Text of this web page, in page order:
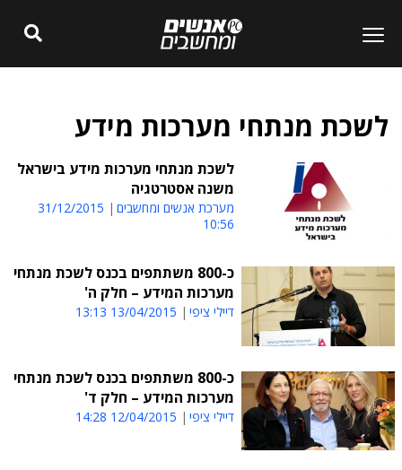
לשכת מנתחי מערכות מידע
לשכת מנתחי מערכות מידע בישראל
משנה אסטרטגיה
מערכת אנשים ומחשבים
31/12/2015
10:56
כ-800 משתתפים בכנס לשכת מנתחי
מערכות המידע – חלק ה'
דיילי ציפי 13/04/2015 13:13
כ-800 משתתפים בכנס לשכת מנתחי
מערכות המידע – חלק ד'
דיילי ציפי 12/04/2015 14:28